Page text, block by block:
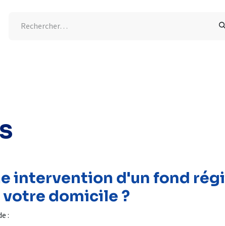
intervention d'un fond
domicile ?
: